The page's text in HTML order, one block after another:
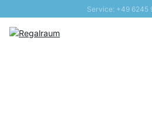
Service: +49 6245
Livraison rapide - Livraison